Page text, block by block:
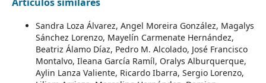
Sandra Loza Álvarez, Angel Moreira González, Magalys
Sánchez Lorenzo, Mayelín Carmenate Hernández,
Beatriz Álamo Díaz, Pedro M. Alcolado, José Francisco
Montalvo, Ileana García Ramíl, Oralys Alburquerque,
Aylin Lanza Valiente, Ricardo Ibarra, Sergio Lorenzo,